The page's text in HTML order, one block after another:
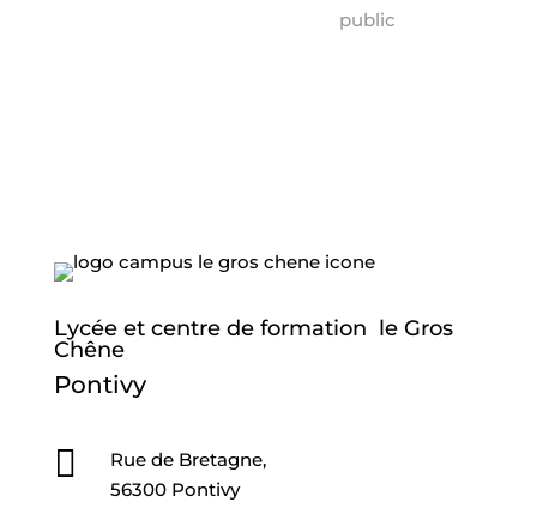
Lycée et centre de formation le Gros
Chêne
Pontivy

Rue de Bretagne,
56300 Pontivy